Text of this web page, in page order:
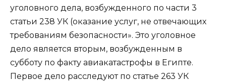
уголовного дела, возбужденного по части 3
статьи 238 УК (оказание услуг, не отвечающих
требованиям безопасности». Это уголовное
дело является вторым, возбужденным в
субботу по факту авиакатастрофы в Египте.
Первое дело расследуют по статье 263 УК